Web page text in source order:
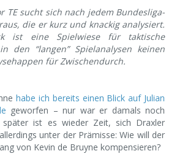
TE sucht sich nach jedem Bundesliga-
die er kurz und knackig analysiert.
ist eine Spielwiese für taktische
den “langen” Spielanalysen keinen
für Zwischendurch.
habe ich bereits einen Blick auf Julian
geworfen – nur war er damals noch
später ist es wieder Zeit, sich Draxler
unter der Prämisse: Wie will der
von Kevin de Bruyne kompensieren?